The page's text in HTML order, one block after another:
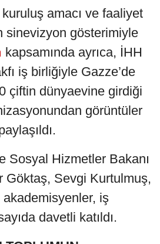
amacı ve faaliyet
sinevizyon gösterimiyle
kapsamında ayrıca, İHH
iş birliğiyle Gazze’de
çiftin dünyaevine girdiği
görüntüler
Sosyal Hizmetler Bakanı
Göktaş, Sevgi Kurtulmuş,
akademisyenler, iş
davetli katıldı.